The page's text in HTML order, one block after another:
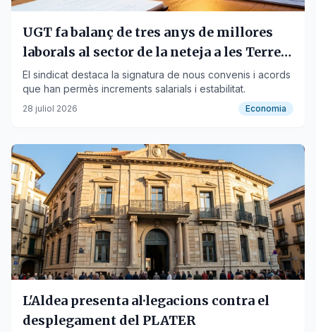
UGT fa balanç de tres anys de millores
laborals al sector de la neteja a les Terres
de l'Ebre
El sindicat destaca la signatura de nous convenis i acords
que han permès increments salarials i estabilitat.
28 juliol 2026 Economia
L'Aldea presenta al·legacions contra el
desplegament del PLATER